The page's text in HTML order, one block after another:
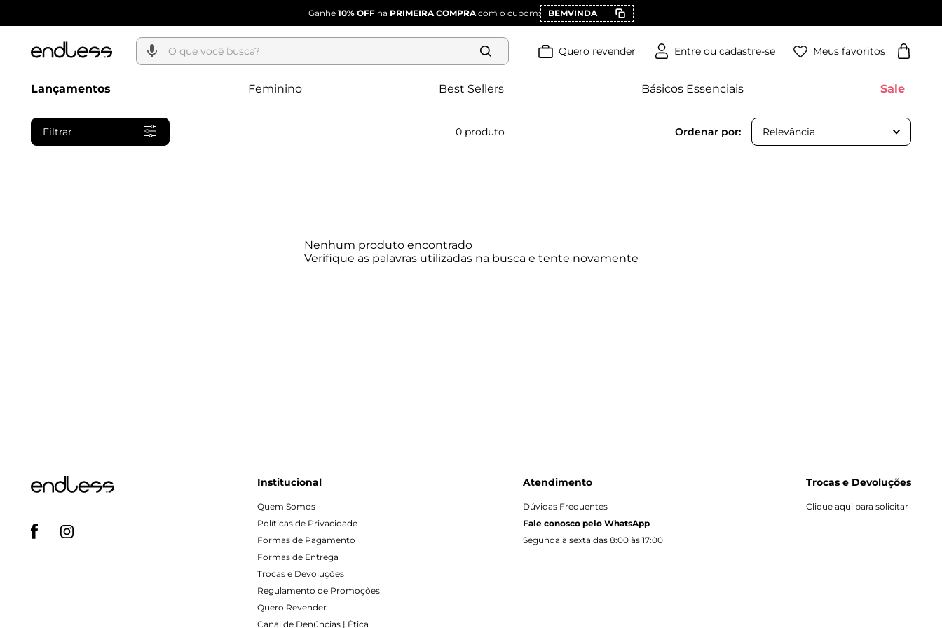
Ganhe 10% OFF na PRIMEIRA COMPRA com o cupom: BEMVINDA
O que você busca?
Quero revender Meus favoritos
Lançamentos Feminino Best Sellers Básicos Essenciais Sale
Filtrar 0 produto Relevância
Nenhum produto encontrado
Institucional
Quem Somos
Políticas de Privacidade
Formas de Pagamento
Formas de Entrega
Trocas e Devoluções
Regulamento de Promoções
Quero Revender
Canal de Denúncias | Ética
Atendimento
Dúvidas Frequentes
Fale conosco pelo WhatsApp
Segunda à sexta das 8:00 às 17:00
Trocas e Devoluções
Clique aqui para solicitar